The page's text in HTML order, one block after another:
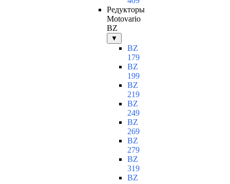
Редукторы
Motovario
BZ
▼
BZ
179
BZ
199
BZ
219
BZ
249
BZ
269
BZ
279
BZ
319
BZ